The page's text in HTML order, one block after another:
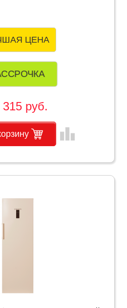
ЦЕНА
315 руб.
leaderboard